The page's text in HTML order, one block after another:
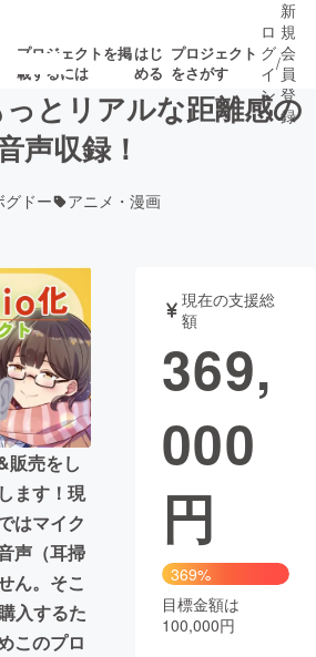
プロジェクトを掲
載するには
はじ
める
プロジェクト
をさがす
ト
ロジェクト
真 音楽
ー・ガジェット ゲーム・サ
起業
地域活性化
Good
CAMPFIRE Creation
さと納税machi-ya コミュニティ
ロ
グ
イ
ン
/
新
規
会
員
登
録
っとリアルな距離感の
声収録！
グドー アニメ・漫画
販売をし
ます！現
はマイク
声（耳掃
ん。そこ
入するた
このプロ
現在の支援総
額
369,
000
円
369%
目標金額は
100,000円